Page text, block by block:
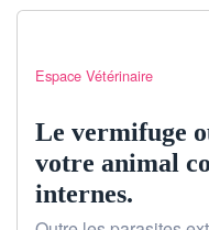
Espace Vétérinaire
Le vermifuge
votre animal
internes.